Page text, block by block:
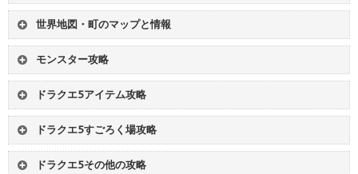
07
ネッドの宿屋 - デーモンズタワー
08
青年時代後半開始 - 天空への塔
09
地下遺跡の洞窟 - 天空城
10
サラボナの町 - ボブルの塔
11
大神殿 - エビルマウンテン
ピピン
仲間
仲間にできる場所一覧
仲間
おすすめ仲間モンスター
サンタローズの洞窟
レヌール城
ドワーフの洞窟
古代の遺跡
ラインハットの洞窟
神の塔
滝の洞窟
チゾットの山道
グランバニア山の洞窟
デモンズタワー
海の神殿
天空への塔
世界地図・町のマップと情報
世界地図
妖精の世界マップ
暗黒世界マップ
サンタローズの村
アルカパの町
妖精の村
港町ポートセルミ
カボチ村
ルラフェン
モンスター攻略
モンス
モンスター図鑑
モンス モンスター分布図（マップ付き）
ボス1 ボス攻略 - 少年時代
ボス2
ボス攻略 - 青年時代前半
ドラクエ5アイテム攻略
武 武器リスト 武
武器入手方法
防
防具リスト
装
装飾品リスト 装
装飾品入手方法
ドラクエ5すごろく場攻略
パネル
すごろくのパネルリスト
1
オラクルベリーのすごろく場
ドラクエ5その他の攻略